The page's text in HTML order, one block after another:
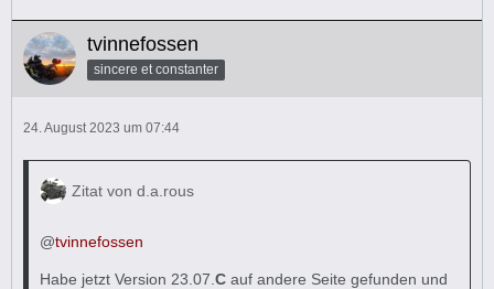
tvinnefossen
sincere et constanter
24. August 2023 um 07:44
Zitat von d.a.rous
@tvinnefossen
Habe jetzt Version 23.07. C auf andere Seite gefunden und